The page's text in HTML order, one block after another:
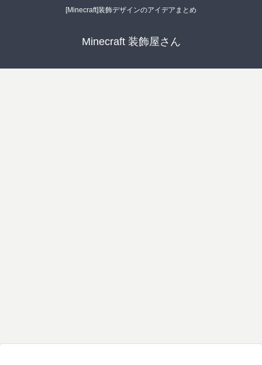
[Minecraft]装飾デザインのアイデアまとめ
Minecraft 装飾屋さん